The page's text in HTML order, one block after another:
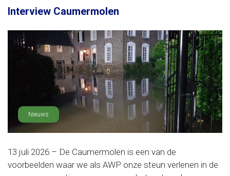
Interview Caumermolen
Nieuws
13 juli 2026 – De Caumermolen is een van de
voorbeelden waar we als AWP onze steun verlenen in de